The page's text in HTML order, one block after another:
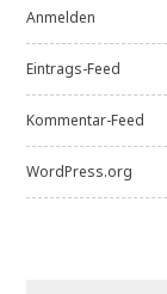
Anmelden
Eintrags-Feed
Kommentar-Feed
WordPress.org